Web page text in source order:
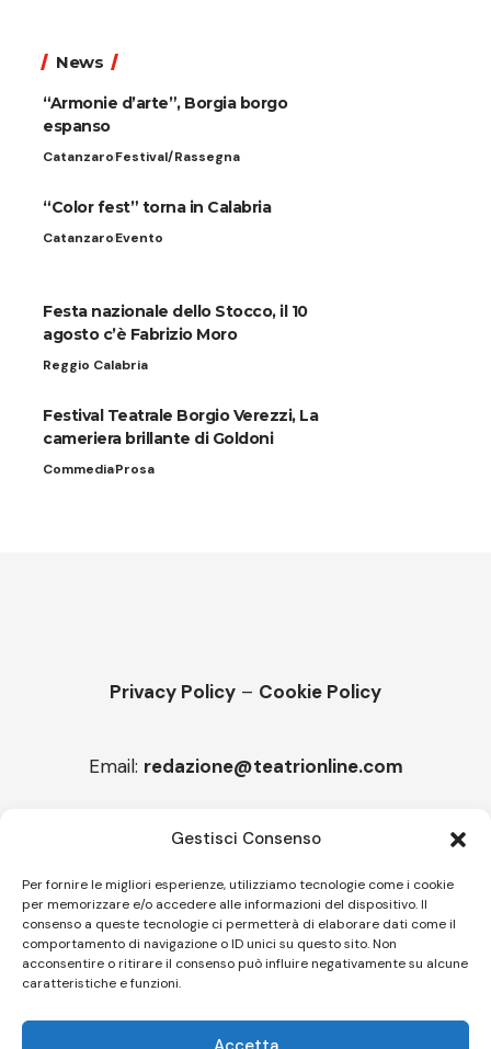
Gestisci Consenso
Per fornire le migliori esperienze, utilizziamo tecnologie come i cookie
per memorizzare e/o accedere alle informazioni del dispositivo. Il
consenso a queste tecnologie ci permetterà di elaborare dati come il
comportamento di navigazione o ID unici su questo sito. Non
acconsentire o ritirare il consenso può influire negativamente su alcune
caratteristiche e funzioni.
News
“Armonie d’arte”, Borgia borgo
espanso
CatanzaroFestival/Rassegna
“Color fest” torna in Calabria
CatanzaroEvento
Festa nazionale dello Stocco, il 10
agosto c’è Fabrizio Moro
Reggio Calabria
Festival Teatrale Borgio Verezzi, La
cameriera brillante di Goldoni
CommediaProsa
Privacy Policy – Cookie Policy
Email: redazione@teatrionline.com
“Color fest” torna in Calabria